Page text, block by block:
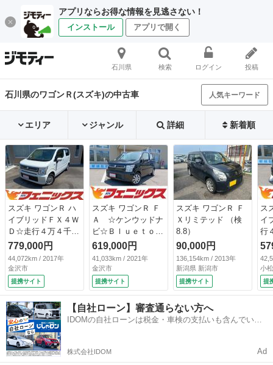
アプリならお得な情報を見逃さない！
インストール アプリで開く
石川県 検索 ログイン 投稿
石川県のワゴンＲ(スズキ)の中古車 人気キーワード
エリア ジャンル 詳細 新着順
スズキ ワゴンＲ ハ
イブリッドＦＸ４Ｗ
Ｄ☆走行４万４千☆
メモリーナビ☆試乗
ＯＫ ４ＷＤ☆走行
４万４千☆メモリー
ナビ☆フルセグ☆Ｄ
ＶＤ再生☆ＢＬＵＥ
ＴＯＯＴＨ☆全方位
モニター☆ベンチシ
ート☆Ｗシートヒー
ター☆キーレス☆電
格ミラー☆アイドリ
ングストップ☆純正
779,000円
44,072km / 2017年
金沢市
提携サイト
スズキ ワゴンＲ Ｆ
Ａ ☆ケンウッドナ
ビ☆Ｂｌｕｅｔｏｏ
ｔｈ☆ＵＳＢ☆バッ
クカメラ☆ＥＴＣ☆
ドライブレコーダー
☆キーレス☆デュア
ルセンサーブレーキ
サポート☆車線逸脱
警報☆オートハイビ
ーム☆セキュリティ
（検9.7）
619,000円
41,033km / 2021年
金沢市
提携サイト
スズキ ワゴンＲ Ｆ
Ｘリミテッド （検
8.8）
90,000円
136,154km / 2013年
新潟県 新潟市
提携サイト
ス
イ
行
ケ
ｌ
バ
Ｃ
コ
ー
レ
小
提
【自社ローン】審査通らない方へ
IDOMの自社ローンは税金・車検の支払いも含んでいる
株式会社IDOM Ad